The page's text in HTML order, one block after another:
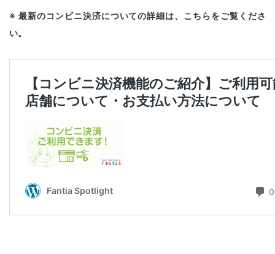
※ 最新のコンビニ決済についての詳細は、こちらをご覧くださ
い。